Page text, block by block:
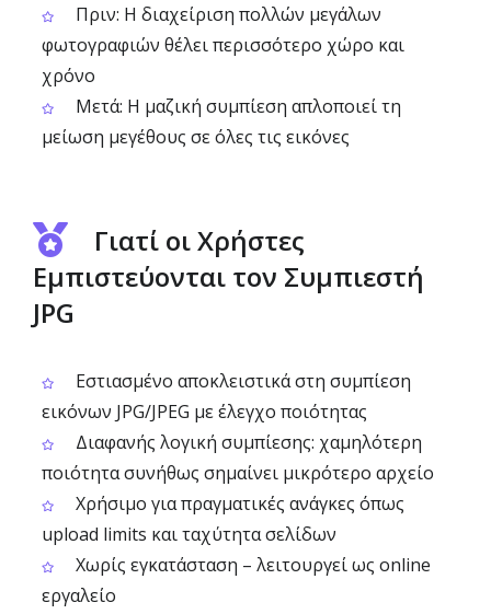
Πριν: Η διαχείριση πολλών μεγάλων
φωτογραφιών θέλει περισσότερο χώρο και
χρόνο
Μετά: Η μαζική συμπίεση απλοποιεί τη
μείωση μεγέθους σε όλες τις εικόνες
Γιατί οι Χρήστες
Εμπιστεύονται τον Συμπιεστή
JPG
Εστιασμένο αποκλειστικά στη συμπίεση
εικόνων JPG/JPEG με έλεγχο ποιότητας
Διαφανής λογική συμπίεσης: χαμηλότερη
ποιότητα συνήθως σημαίνει μικρότερο αρχείο
Χρήσιμο για πραγματικές ανάγκες όπως
upload limits και ταχύτητα σελίδων
Χωρίς εγκατάσταση – λειτουργεί ως online
εργαλείο